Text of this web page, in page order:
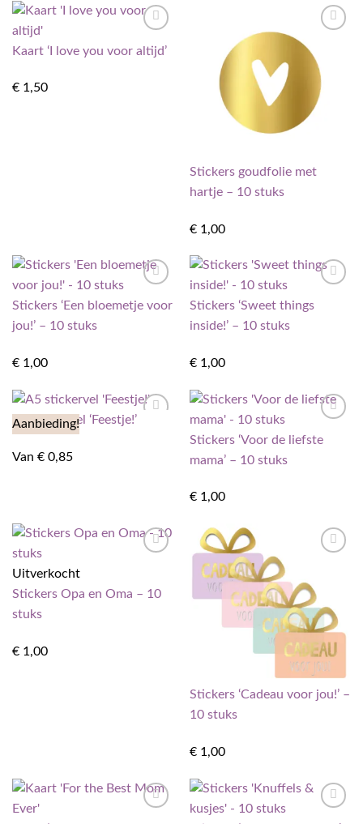
aan
Kaart ‘I love you voor altijd’
€1,50
Toevoegen
aan
verlanglijst
Stickers goudfolie met
hartje – 10 stuks
€1,00
aan
Stickers ‘Een bloemetje voor
jou!’ – 10 stuks
€1,00
aan
Stickers ‘Sweet things
inside!’ – 10 stuks
€1,00
Aanbieding!
A5 stickervel ‘Feestje!’
Van €0,85
aan
Stickers ‘Voor de liefste
mama’ – 10 stuks
€1,00
Uitverkocht
Stickers Opa en Oma – 10
stuks
€1,00
verlanglijst
Stickers ‘Cadeau voor jou!’ –
10 stuks
€1,00